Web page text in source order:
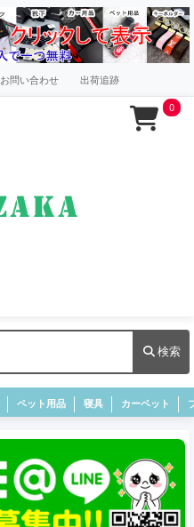
お問い合わせ 出荷追跡
0
検索
ペット用品 寝具 カーペット